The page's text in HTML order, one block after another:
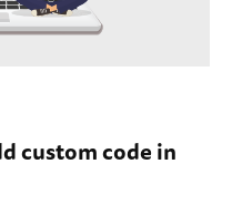
custom code in